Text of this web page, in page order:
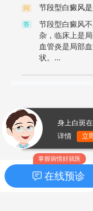
问 节段型白癜风
答
节段型白癜风
杂，临床上是
血管炎是局部
状。...
掌握病情好就医
在线预诊
身上白斑
详情
立